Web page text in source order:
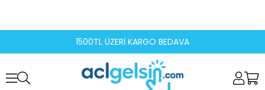
1500TL ÜZERİ KARGO BEDAVA